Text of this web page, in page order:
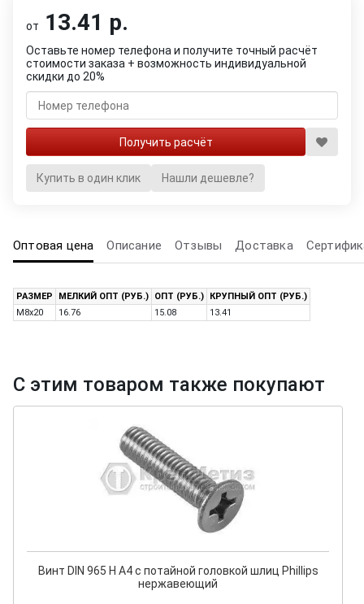
от 13.41 р.
Оставьте номер телефона и получите точный расчёт
стоимости заказа + возможность индивидуальной
скидки до 20%
Купить в один клик Нашли дешевле?
Оптовая цена Описание Отзывы Доставка
РАЗМЕР МЕЛКИЙ ОПТ (РУБ.) ОПТ (РУБ.)
КРУПНЫЙ ОПТ (РУБ.)
M8x20
16.76 15.08 13.41
С этим товаром также покупают
Винт DIN 965 H A4 с потайной головкой шлиц Phillips
нержавеющий